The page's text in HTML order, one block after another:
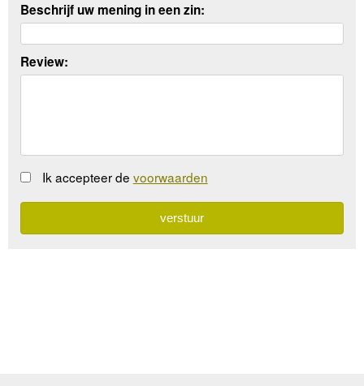
Beschrijf uw mening in een zin:
Review:
Ik accepteer de voorwaarden